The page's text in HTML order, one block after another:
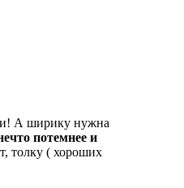
А ширику нужна
потемнее и
толку ( хороших